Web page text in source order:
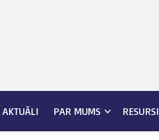
AKTUĀLI PAR MUMS RESURSI